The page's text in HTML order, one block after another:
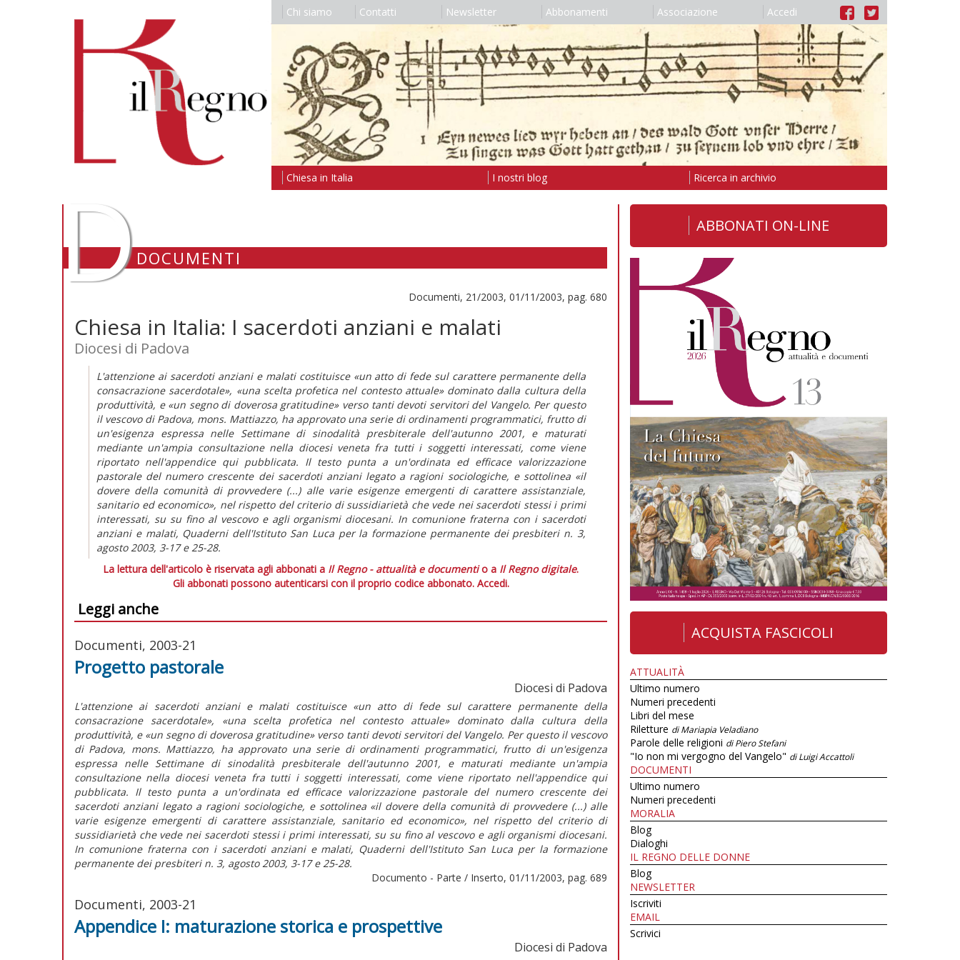
Chi siamo Contatti Newsletter Abbonamenti Associazione Accedi
Chiesa in Italia I nostri blog Ricerca in archivio
DDOCUMENTI
Documenti, 21/2003, 01/11/2003, pag. 680
Chiesa in Italia: I sacerdoti anziani e malati
Diocesi di Padova
L'attenzione ai sacerdoti anziani e malati costituisce «un atto di fede sul carattere permanente della
consacrazione sacerdotale», «una scelta profetica nel contesto attuale» dominato dalla cultura della
produttività, e «un segno di doverosa gratitudine» verso tanti devoti servitori del Vangelo. Per questo
il vescovo di Padova, mons. Mattiazzo, ha approvato una serie di ordinamenti programmatici, frutto di
un'esigenza espressa nelle Settimane di sinodalità presbiterale dell'autunno 2001, e maturati
mediante un'ampia consultazione nella diocesi veneta fra tutti i soggetti interessati, come viene
riportato nell'appendice qui pubblicata. Il testo punta a un'ordinata ed efficace valorizzazione
pastorale del numero crescente dei sacerdoti anziani legato a ragioni sociologiche, e sottolinea «il
dovere della comunità di provvedere (...) alle varie esigenze emergenti di carattere assistanziale,
sanitario ed economico», nel rispetto del criterio di sussidiarietà che vede nei sacerdoti stessi i primi
interessati, su su fino al vescovo e agli organismi diocesani. In comunione fraterna con i sacerdoti
anziani e malati, Quaderni dell'Istituto San Luca per la formazione permanente dei presbiteri n. 3,
agosto 2003, 3-17 e 25-28.
La lettura dell'articolo è riservata agli abbonati a Il Regno - attualità e documentio a Il Regno digitale.
Gli abbonati possono autenticarsi con il proprio codice abbonato. Accedi.
Leggi anche
Documenti, 2003-21
Progetto pastorale
Diocesi di Padova
L'attenzione ai sacerdoti anziani e malati costituisce «un atto di fede sul carattere permanente della
consacrazione sacerdotale», «una scelta profetica nel contesto attuale» dominato dalla cultura della
produttività, e «un segno di doverosa gratitudine» verso tanti devoti servitori del Vangelo. Per questo il vescovo
di Padova, mons. Mattiazzo, ha approvato una serie di ordinamenti programmatici, frutto di un'esigenza
espressa nelle Settimane di sinodalità presbiterale dell'autunno 2001, e maturati mediante un'ampia
consultazione nella diocesi veneta fra tutti i soggetti interessati, come viene riportato nell'appendice qui
pubblicata. Il testo punta a un'ordinata ed efficace valorizzazione pastorale del numero crescente dei
sacerdoti anziani legato a ragioni sociologiche, e sottolinea «il dovere della comunità di provvedere (...) alle
varie esigenze emergenti di carattere assistanziale, sanitario ed economico», nel rispetto del criterio di
sussidiarietà che vede nei sacerdoti stessi i primi interessati, su su fino al vescovo e agli organismi diocesani.
In comunione fraterna con i sacerdoti anziani e malati, Quaderni dell'Istituto San Luca per la formazione
permanente dei presbiteri n. 3, agosto 2003, 3-17 e 25-28.
Documento - Parte / Inserto, 01/11/2003, pag. 689
Documenti, 2003-21
Appendice I: maturazione storica e prospettive
Diocesi di Padova
ABBONATI ON-LINE
ACQUISTA FASCICOLI
ATTUALITÀ
Ultimo numero
Numeri precedenti
Libri del mese
Riletture di Mariapia Veladiano
Parole delle religioni di Piero Stefani
"Io non mi vergogno del Vangelo" di Luigi Accattoli
DOCUMENTI
Ultimo numero
Numeri precedenti
MORALIA
Blog
Dialoghi
IL REGNO DELLE DONNE
Blog
NEWSLETTER
Iscriviti
EMAIL
Scrivici